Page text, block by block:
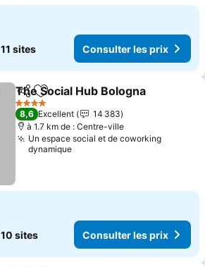
11 sites Consulter les prix
PartagerAjouter à mes favoris
The Social Hub Bologna
4 Étoiles
8,6 Excellent
14 383
à 1.7 km de : Centre-ville
Un espace social et de coworking
dynamique
10 sites Consulter les prix